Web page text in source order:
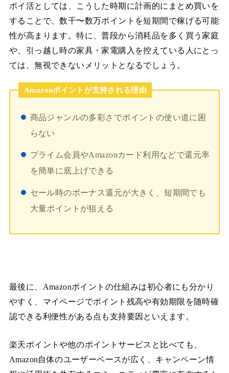
ポイ活としては、こうした時期に計画的にまとめ買いを
することで、数千〜数万ポイントを短期間で稼げる可能
性が高まります。特に、普段から消耗品を多く買う家庭
や、引っ越し時の家具・家電購入を控えている人にとっ
ては、無視できないメリットとなるでしょう。
Amazonポイントが支持される理由
商品ジャンルの多彩さでポイントの使い道に困
らない
プライム会員やAmazonカード利用などで還元率
を簡単に底上げできる
セール時のボーナス還元が大きく、短期間でも
大量ポイントが狙える
最後に、Amazonポイントの仕組みは初心者にも分かり
やすく、マイページでポイント残高や有効期限を随時確
認できる利便性がある点も支持要因といえます。
楽天ポイントや他のポイントサービスと比べても、
Amazon自体のユーザーベースが広く、キャンペーン情